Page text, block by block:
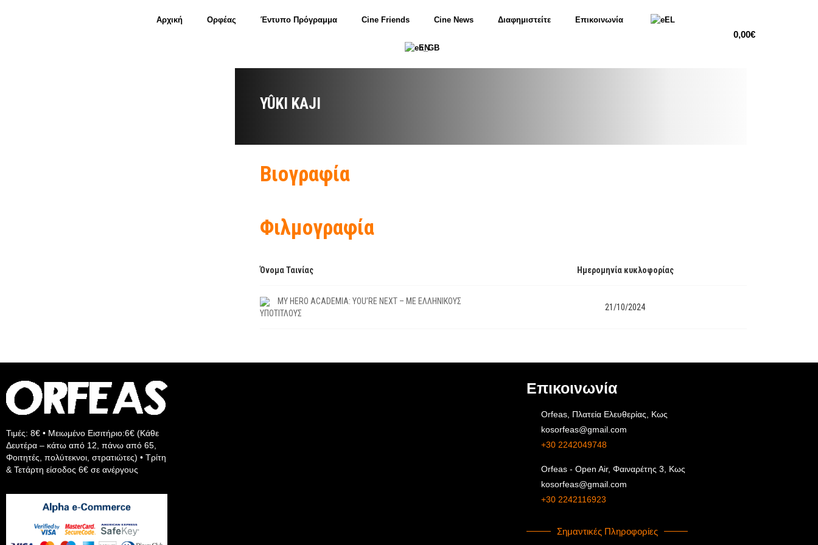
Αρχική Ορφέας Έντυπο Πρόγραμμα Cine Friends Cine News Διαφημιστείτε Επικοινωνία EL
EN
0,00€
YÛKI KAJI
Βιογραφία
Φιλμογραφία
Όνομα Ταινίας Ημερομηνία κυκλοφορίας
MY HERO ACADEMIA: YOU’RE NEXT – ΜΕ ΕΛΛΗΝΙΚΟΥΣ
ΥΠΟΤΙΤΛΟΥΣ
21/10/2024
Τιμές: 8€ • Μειωμένο Εισιτήριο:6€ (Κάθε
Δευτέρα – κάτω από 12, πάνω από 65,
Φοιτητές, πολύτεκνοι, στρατιώτες) • Τρίτη
& Τετάρτη είσοδος 6€ σε ανέργους
Επικοινωνία
Orfeas, Πλατεία Ελευθερίας, Κως
kosorfeas@gmail.com
+30 2242049748
Orfeas - Open Air, Φαιναρέτης 3, Κως
kosorfeas@gmail.com
+30 2242116923
Σημαντικές Πληροφορίες